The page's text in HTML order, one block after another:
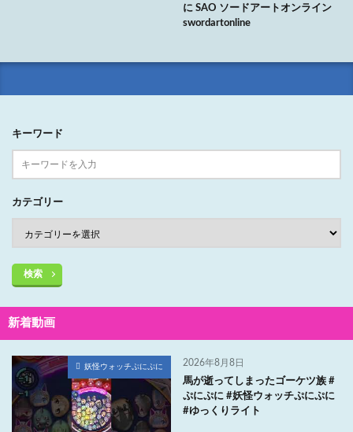
に SAO ソードアートオンライン
swordartonline
キーワード
カテゴリー
検索
新着動画
妖怪ウォッチぷにぷに 2026年8月8日
馬が逝ってしまったゴーケツ族 #
ぷにぷに #妖怪ウォッチぷにぷに
#ゆっくりライト